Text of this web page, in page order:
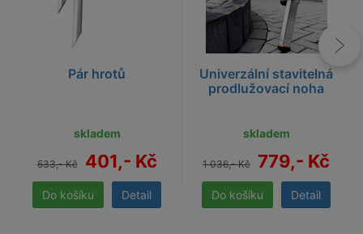
Pár hrotů
skladem
533,- Kč 401,- Kč
Detail
Univerzální stavitelná
prodlužovací noha
skladem
1 036,- Kč 779,- Kč
Detail